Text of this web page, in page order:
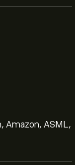
Amazon, ASML,
per vedere i
Il prezzo di